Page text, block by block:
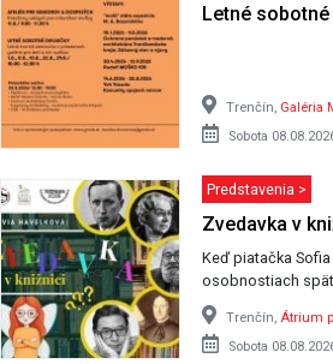
Letné
Trenčín, Galéria
Sobota
Predstavenia >
Zvedavka v
Keď piatačka
osobnostiach
Trenčín, Átrium
Sobota